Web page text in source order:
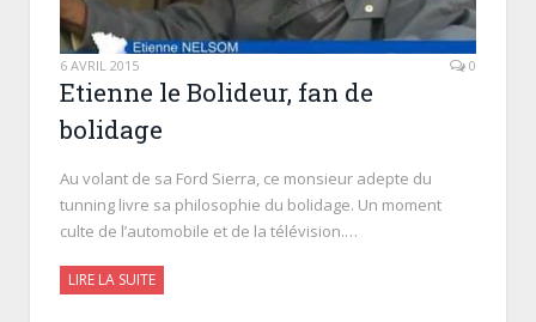
6 AVRIL 2015 0
Etienne le Bolideur, fan de
bolidage
Au volant de sa Ford Sierra, ce monsieur adepte du
tunning livre sa philosophie du bolidage. Un moment
culte de l’automobile et de la télévision.…
LIRE LA SUITE